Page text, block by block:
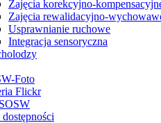
Zajęcia korekcyjno-
Zajęcia rewalidacyjno-
Usprawnianie ruchowe
Integracja sensoryczna
Foto
Flickr